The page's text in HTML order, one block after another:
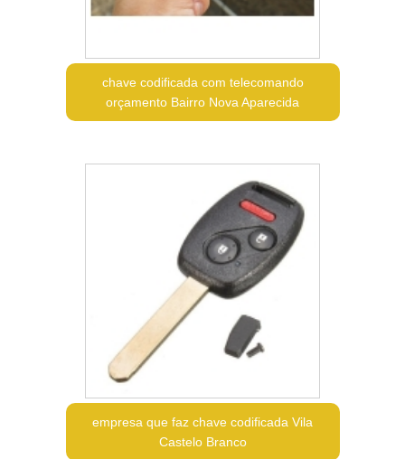
chave codificada com telecomando
orçamento Bairro Nova Aparecida
empresa que faz chave codificada Vila
Castelo Branco